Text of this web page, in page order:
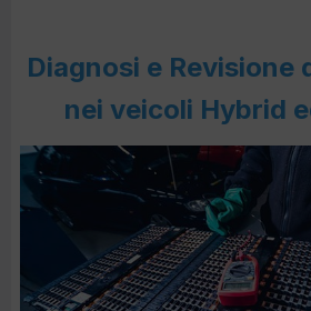
Diagnosi e Revisione
nei veicoli Hybrid